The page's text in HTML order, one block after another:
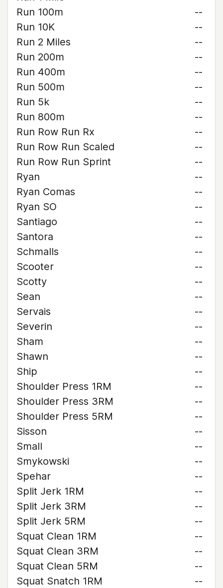
Run 100m
--
Run 10K
--
Run 2 Miles
--
Run 200m
--
Run 400m
--
Run 500m
--
Run 5k
--
Run 800m
--
Run Row Run Rx
--
Run Row Run Scaled
--
Run Row Run Sprint
--
Ryan
--
Ryan Comas
--
Ryan SO
--
Santiago
--
Santora
--
Schmalls
--
Scooter
--
Scotty
--
Sean
--
Servais
--
Severin
--
Sham
--
Shawn
--
Ship
--
Shoulder Press 1RM
--
Shoulder Press 3RM
--
Shoulder Press 5RM
--
Sisson
--
Small
--
Smykowski
--
Spehar
--
Split Jerk 1RM
--
Split Jerk 3RM
--
Split Jerk 5RM
--
Squat Clean 1RM
--
Squat Clean 3RM
--
Squat Clean 5RM
--
Squat Snatch 1RM
--